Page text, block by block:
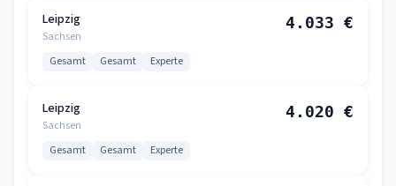
Leipzig
Sachsen
4.033 €
Gesamt Gesamt Experte
Leipzig
Sachsen
4.020 €
Gesamt Gesamt Experte